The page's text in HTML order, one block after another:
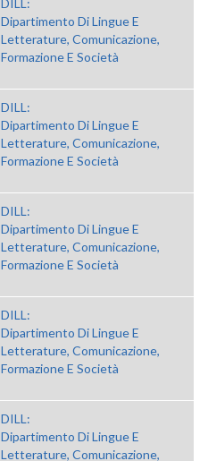
DILL:
Dipartimento Di Lingue E
Letterature, Comunicazione,
Formazione E Società
DILL:
Dipartimento Di Lingue E
Letterature, Comunicazione,
Formazione E Società
DILL:
Dipartimento Di Lingue E
Letterature, Comunicazione,
Formazione E Società
DILL:
Dipartimento Di Lingue E
Letterature, Comunicazione,
Formazione E Società
DILL:
Dipartimento Di Lingue E
Letterature, Comunicazione,